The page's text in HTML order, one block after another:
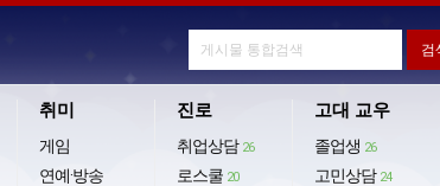
취미
게임
연예·방송
진로
취업상담 26
로스쿨 20
고대 교우
졸업생 26
고민상담 24